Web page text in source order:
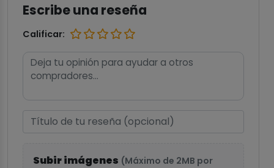
Escribe una reseña
Calificar:
Subir imágenes (Máximo de 2MB por